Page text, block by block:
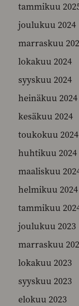
tammikuu
joulukuu 2024
marraskuu
lokakuu 2024
syyskuu 2024
heinäkuu 2024
kesäkuu 2024
toukokuu 2024
huhtikuu 2024
maaliskuu
helmikuu 2024
tammikuu
joulukuu 2023
marraskuu
lokakuu 2023
syyskuu 2023
elokuu 2023